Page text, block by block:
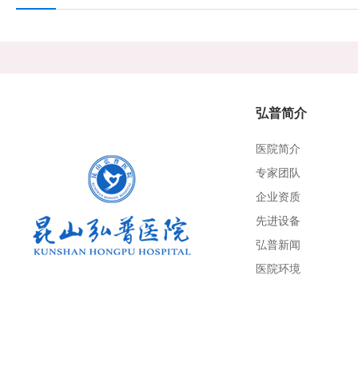
弘普简介
医院简介
专家团队
企业资质
先进设备
弘普新闻
医院环境